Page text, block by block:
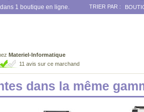
1 boutique en ligne. TRIER PAR :
Materiel-Informatique
11 avis sur ce marchand
dans la même